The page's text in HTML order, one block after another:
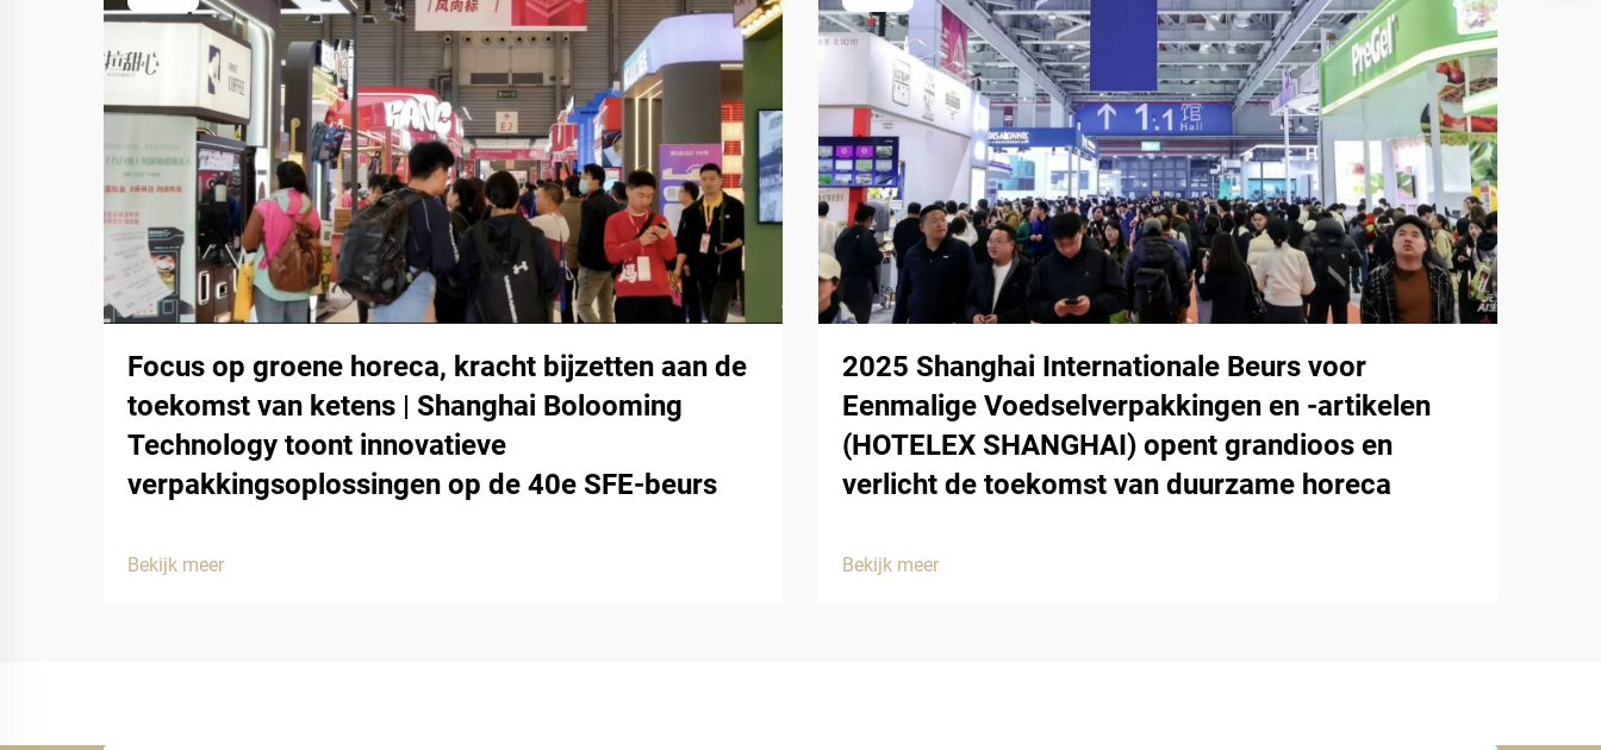
Focus op groene horeca, kracht bijzetten aan de
toekomst van ketens | Shanghai Bolooming
Technology toont innovatieve
verpakkingsoplossingen op de 40e SFE-beurs
Bekijk meer
2025 Shanghai Internationale Beurs voor
Eenmalige Voedselverpakkingen en -artikelen
(HOTELEX SHANGHAI) opent grandioos en
verlicht de toekomst van duurzame horeca
Bekijk meer